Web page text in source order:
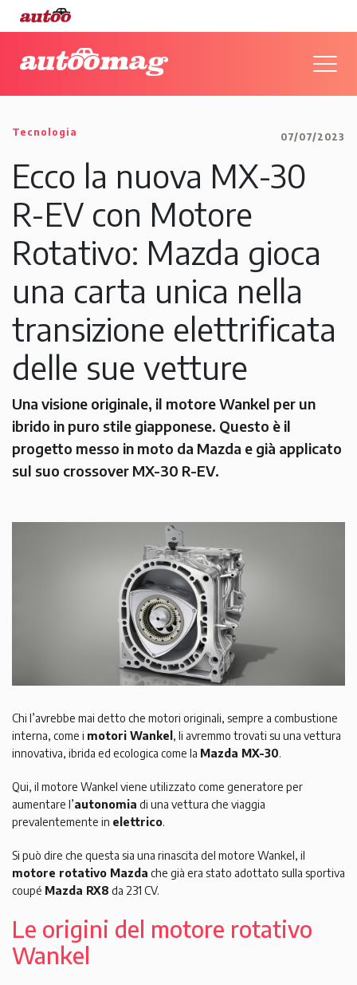
Tecnologia 07/07/2023
Ecco la nuova MX-30
R-EV con Motore
Rotativo: Mazda gioca
una carta unica nella
transizione elettrificata
delle sue vetture
Una visione originale, il motore Wankel per un
ibrido in puro stile giapponese. Questo è il
progetto messo in moto da Mazda e già applicato
sul suo crossover MX-30 R-EV.
Chi l’avrebbe mai detto che motori originali, sempre a combustione
interna, come i motori Wankel , li avremmo trovati su una vettura
innovativa, ibrida ed ecologica come la Mazda MX-30.
Qui, il motore Wankel viene utilizzato come generatore per
aumentare l’autonomia di una vettura che viaggia
prevalentemente in elettrico.
Si può dire che questa sia una rinascita del motore Wankel, il
motore rotativo Mazda che già era stato adottato sulla sportiva
coupé Mazda RX8 da 231 CV.
Le origini del motore rotativo
Wankel